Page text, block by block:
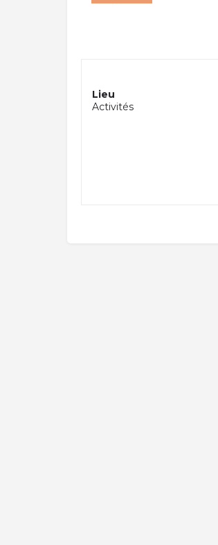
Lieu
Activités